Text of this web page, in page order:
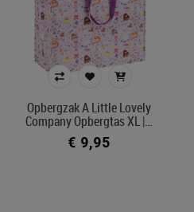
Opbergzak A Little Lovely
Company Opbergtas XL |…
€ 9,95